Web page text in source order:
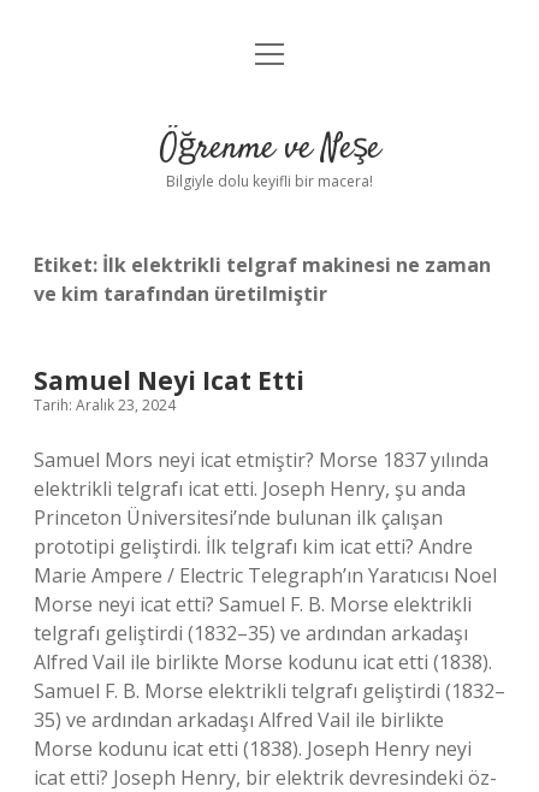
Anasayfa
Yasal Uyarı
menüyü
Öğrenme ve Neşe
Bilgiyle dolu keyifli bir macera!
Etiket: İlk elektrikli telgraf makinesi ne zaman
ve kim tarafından üretilmiştir
Samuel Neyi Icat Etti
Tarih: Aralık 23, 2024
Samuel Mors neyi icat etmiştir? Morse 1837 yılında
elektrikli telgrafı icat etti. Joseph Henry, şu anda
Princeton Üniversitesi’nde bulunan ilk çalışan
prototipi geliştirdi. İlk telgrafı kim icat etti? Andre
Marie Ampere / Electric Telegraph’ın Yaratıcısı Noel
Morse neyi icat etti? Samuel F. B. Morse elektrikli
telgrafı geliştirdi (1832–35) ve ardından arkadaşı
Alfred Vail ile birlikte Morse kodunu icat etti (1838).
Samuel F. B. Morse elektrikli telgrafı geliştirdi (1832–
35) ve ardından arkadaşı Alfred Vail ile birlikte
Morse kodunu icat etti (1838). Joseph Henry neyi
icat etti? Joseph Henry, bir elektrik devresindeki öz-